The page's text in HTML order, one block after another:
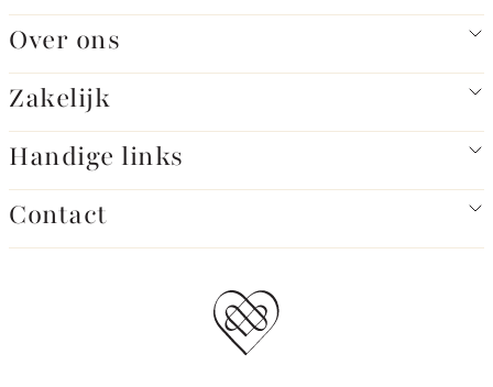
Over ons
Zakelijk
Handige links
Contact